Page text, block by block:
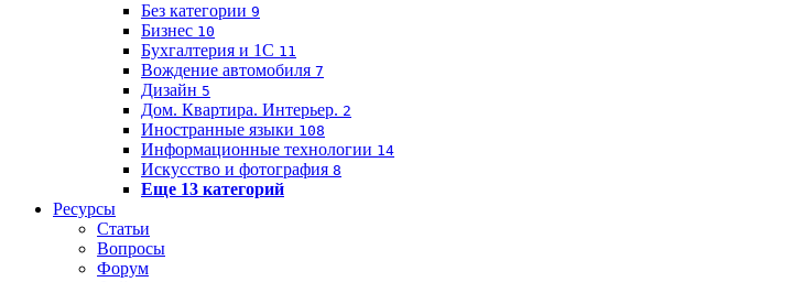
Без категории 9
Бизнес 10
Бухгалтерия и 1C 11
Вождение автомобиля 7
Дизайн 5
Дом. Квартира. Интерьер. 2
Иностранные языки 108
Информационные технологии 14
Искусство и фотография 8
Еще 13 категорий
Ресурсы
Статьи
Вопросы
Форум